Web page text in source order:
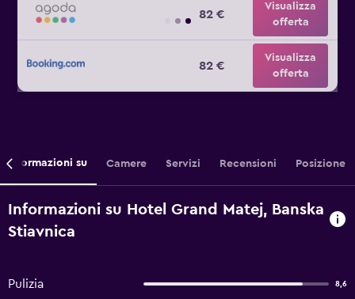
82 €
Visualizza
offerta
82 €
Visualizza
offerta
Informazioni su Camere Servizi Recensioni Posizione
Informazioni su Hotel Grand Matej, Banska
Stiavnica
Pulizia 8,6